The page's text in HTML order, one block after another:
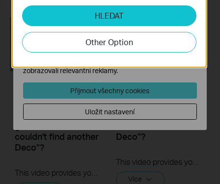
What to do if I fail to
configure the
satellite Deco and
couldn't find another
Deco”?
This video provides you with solutions when you fail to configure the slave Deco and get stuck on the step ” We couldn't find another Deco”.
What to do if I fail to
configure the main
Deco and get stuck
Deco”?
This video provides you with solutions when you fail to configure the main Deco and get stuck on the step ” We couldn’t find Deco”.
Více
HLEDAT
Other Option
Analytické a marketingové cookies
Soubory cookie pro nám umožňují analyzovat vaše
aktivity na našich webových stránkách za účelem
zlepšení a přizpůsobení jejich funkčnosti.
Marketingové soubory cookie mohou prostřednictvím
zobrazovali relevantní reklamy.
Přijmout všechny cookies
Uložit nastavení